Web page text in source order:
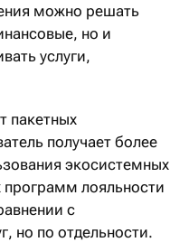
можно решать
но и
услуги,
пакетных
получает более
экосистемных
программ лояльности
с
но по отдельности.